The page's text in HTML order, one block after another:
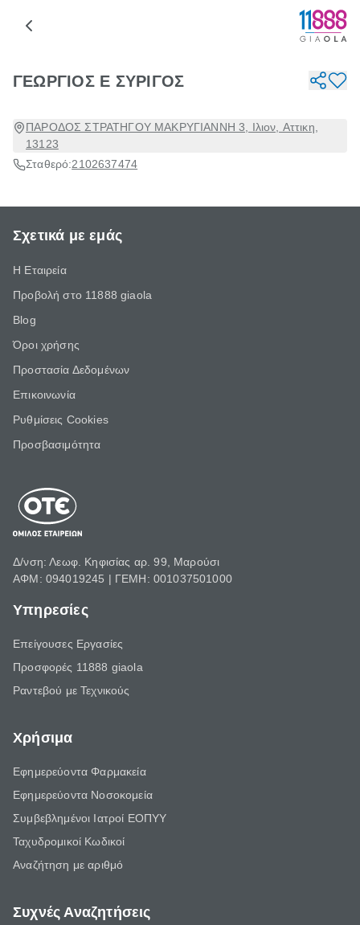
ΓΕΩΡΓΙΟΣ Ε ΣΥΡΙΓΟΣ
ΠΑΡΟΔΟΣ ΣΤΡΑΤΗΓΟΥ ΜΑΚΡΥΓΙΑΝΝΗ 3, Ιλιον, Αττικη,
13123
Σταθερό:2102637474
Σχετικά με εμάς
Η Εταιρεία
Προβολή στο 11888 giaola
Blog
Όροι χρήσης
Προστασία Δεδομένων
Επικοινωνία
Ρυθμίσεις Cookies
Προσβασιμότητα
Δ/νση: Λεωφ. Κηφισίας αρ. 99, Μαρούσι
ΑΦΜ: 094019245 | ΓΕΜΗ: 001037501000
Υπηρεσίες
Επείγουσες Εργασίες
Προσφορές 11888 giaola
Ραντεβού με Τεχνικούς
Χρήσιμα
Εφημερεύοντα Φαρμακεία
Εφημερεύοντα Νοσοκομεία
Συμβεβλημένοι Ιατροί ΕΟΠΥΥ
Ταχυδρομικοί Κωδικοί
Αναζήτηση με αριθμό
Συχνές Αναζητήσεις